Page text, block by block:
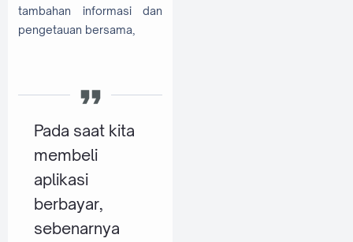
tambahan informasi dan
pengetauan bersama,
Pada saat kita
membeli
aplikasi
berbayar,
sebenarnya